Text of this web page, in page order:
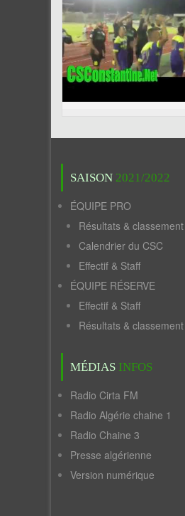
SAISON 2021/2022
ÉQUIPE PRO
Résultats & classement
Calendrier du CSC
Effectif & Staff
ÉQUIPE RÉSERVE
Effectif & Staff
Résultats & classement
MÉDIAS INFOS
Radio Cirta FM
Radio Algérie chaine 1
Radio Chaine 3
Presse algérienne
Version numérique